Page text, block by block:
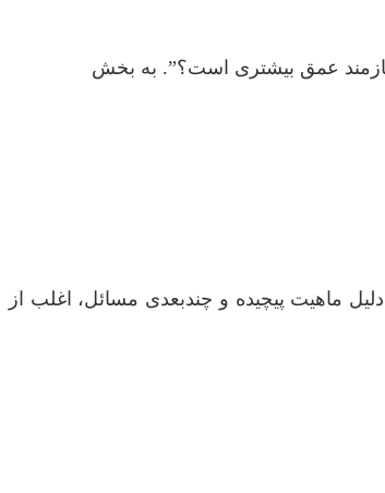
عمق بیشتری است؟”. به بخش
پیچیده و چندبعدی مسائل، اغلب از